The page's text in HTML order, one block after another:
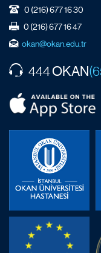
0 (216) 677 16 30
0 (216) 677 16 47
okan@okan.edu.tr
444OKAN